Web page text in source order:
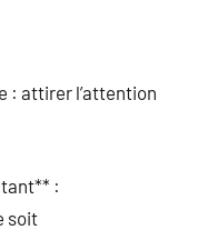
: attirer l’attention
:
soit